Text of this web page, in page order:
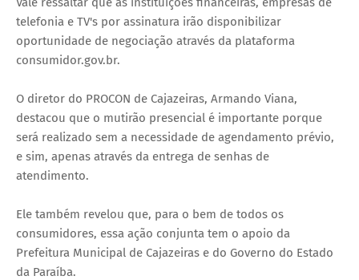
telefonia e TV's por assinatura irão disponibilizar
oportunidade de negociação através da plataforma
consumidor.gov.br.
O diretor do PROCON de Cajazeiras, Armando Viana,
destacou que o mutirão presencial é importante porque
será realizado sem a necessidade de agendamento prévio,
e sim, apenas através da entrega de senhas de
atendimento.
Ele também revelou que, para o bem de todos os
consumidores, essa ação conjunta tem o apoio da
Prefeitura Municipal de Cajazeiras e do Governo do Estado
da Paraíba.